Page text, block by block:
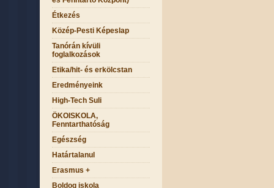
Étkezés
Közép-Pesti Képeslap
Tanórán kívüli
foglalkozások
Etika/hit- és erkölcstan
Eredményeink
High-Tech Suli
ÖKOISKOLA,
Fenntarthatóság
Egészség
Határtalanul
Erasmus +
Boldog iskola